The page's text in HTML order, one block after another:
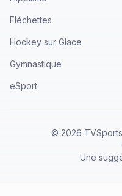
Fléchettes
Hockey sur Glace
Gymnastique
eSport
© 2026
Une